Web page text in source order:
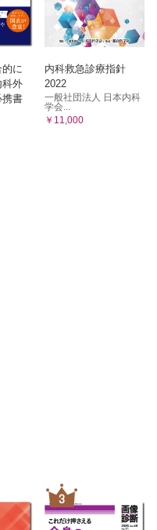
に
外
携書
内科救急診療指針
2022
一般社団法人 日本内科
学会...
￥11,000
3